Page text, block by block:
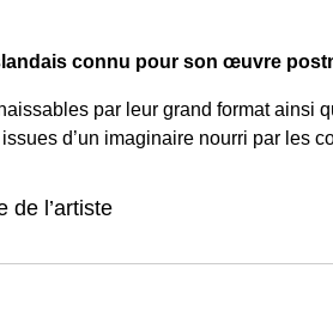
connu pour son œuvre
par leur grand format ainsi
d’un imaginaire nourri par les
de l’artiste